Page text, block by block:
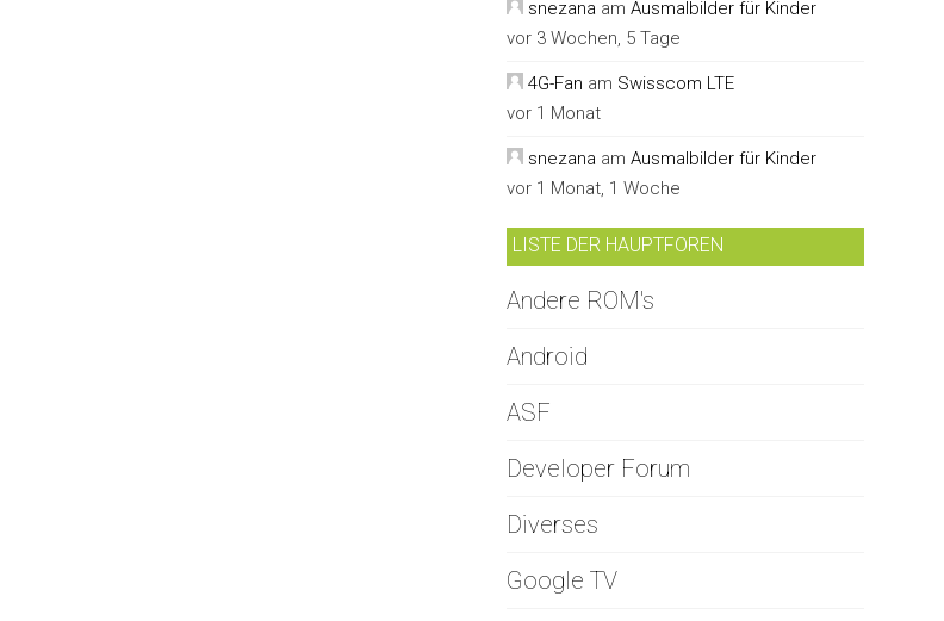
snezana am Ausmalbilder für Kinder
vor 3 Wochen, 5 Tage
4G-Fan am Swisscom LTE
vor 1 Monat
snezana am Ausmalbilder für Kinder
vor 1 Monat, 1 Woche
LISTE DER HAUPTFOREN
Andere ROM's
Android
ASF
Developer Forum
Diverses
Google TV